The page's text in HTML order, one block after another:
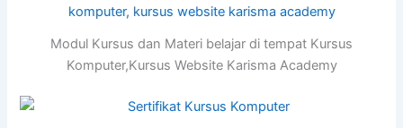
Modul Kursus dan Materi belajar di tempat Kursus
Komputer,Kursus Website Karisma Academy